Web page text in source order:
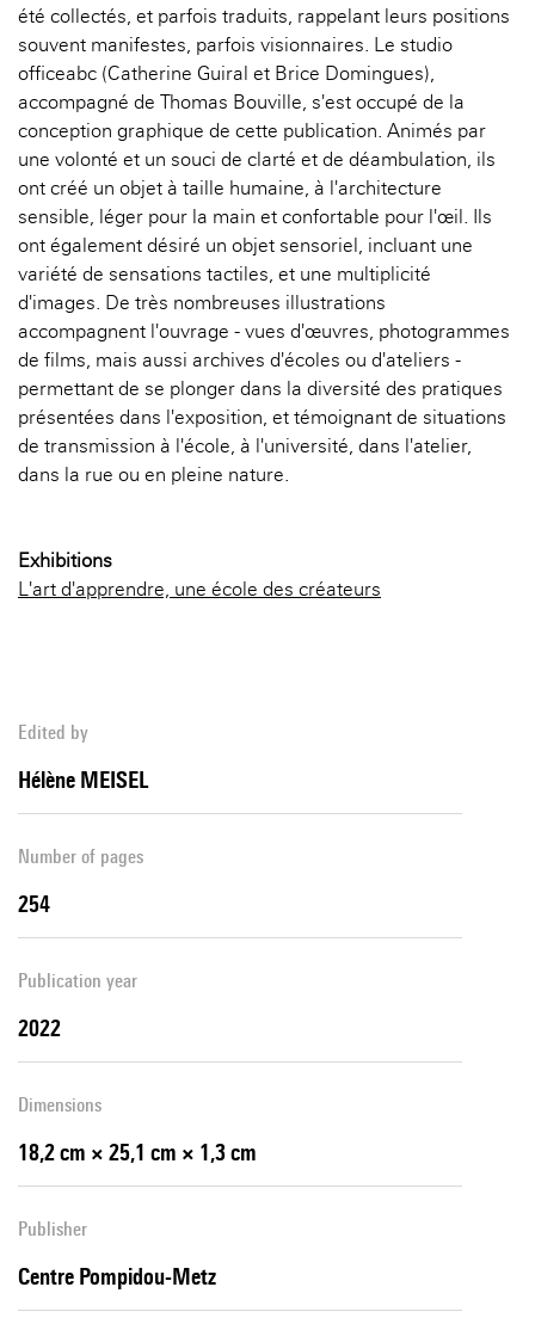
été collectés, et parfois traduits, rappelant leurs positions
souvent manifestes, parfois visionnaires. Le studio
officeabc (Catherine Guiral et Brice Domingues),
accompagné de Thomas Bouville, s'est occupé de la
conception graphique de cette publication. Animés par
une volonté et un souci de clarté et de déambulation, ils
ont créé un objet à taille humaine, à l'architecture
sensible, léger pour la main et confortable pour l'œil. Ils
ont également désiré un objet sensoriel, incluant une
variété de sensations tactiles, et une multiplicité
d'images. De très nombreuses illustrations
accompagnent l'ouvrage - vues d'œuvres, photogrammes
de films, mais aussi archives d'écoles ou d'ateliers -
permettant de se plonger dans la diversité des pratiques
présentées dans l'exposition, et témoignant de situations
de transmission à l'école, à l'université, dans l'atelier,
dans la rue ou en pleine nature.
Exhibitions
L'art d'apprendre, une école des créateurs
Edited by
Hélène MEISEL
Number of pages
254
Publication year
2022
Dimensions
18,2 cm × 25,1 cm × 1,3 cm
Publisher
Centre Pompidou-Metz